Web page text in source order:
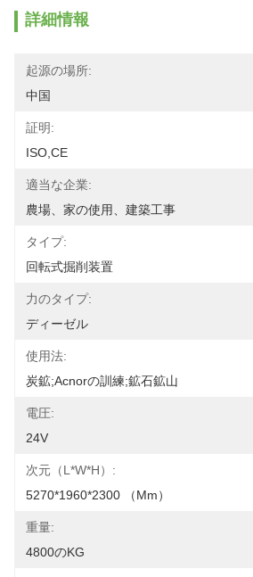
詳細情報
起源の場所:
中国
証明:
ISO,CE
適当な企業:
農場、家の使用、建築工事
タイプ:
回転式掘削装置
力のタイプ:
ディーゼル
使用法:
炭鉱;acnorの訓練;鉱石鉱山
電圧:
24V
次元（l*w*h）:
5270*1960*2300 （mm）
重量:
4800のKG